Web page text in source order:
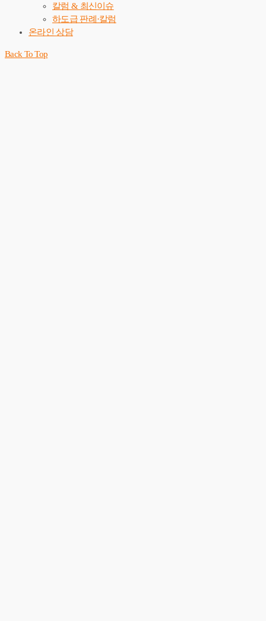
칼럼 & 최신이슈
하도급 판례·칼럼
온라인 상담
Back To Top